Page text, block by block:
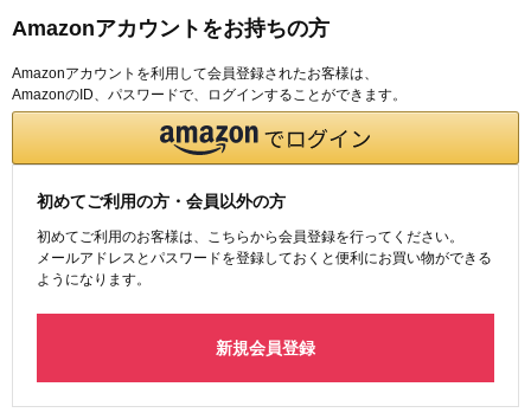
Amazonアカウントをお持ちの方
Amazonアカウントを利用して会員登録されたお客様は、
AmazonのID、パスワードで、ログインすることができます。
初めてご利用の方・会員以外の方
初めてご利用のお客様は、こちらから会員登録を行ってください。
メールアドレスとパスワードを登録しておくと便利にお買い物ができる
ようになります。